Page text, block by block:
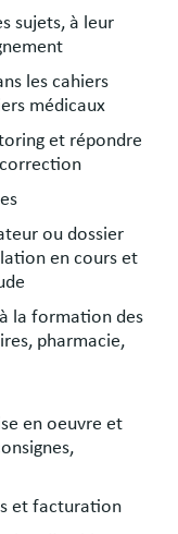
sujets, à leur
les cahiers
médicaux
et répondre
ou dossier
en cours et
la formation des
pharmacie,
en oeuvre et
et facturation